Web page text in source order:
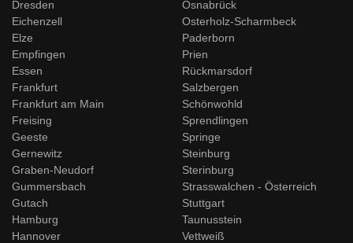
Dresden
Eichenzell
Elze
Empfingen
Essen
Frankfurt
Frankfurt am Main
Freising
Geeste
Gernewitz
Graben-Neudorf
Gummersbach
Gutach
Hamburg
Hannover
Osnabrück
Osterholz-Scharmbeck
Paderborn
Prien
Rückmarsdorf
Salzbergen
Schönwohld
Sprendlingen
Springe
Steinburg
Sterinburg
Strasswalchen - Österreich
Stuttgart
Taunusstein
Vettweiß